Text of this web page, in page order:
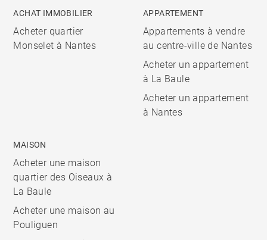
ACHAT IMMOBILIER
Acheter quartier
Monselet à Nantes
APPARTEMENT
Appartements à vendre
au centre-ville de Nantes
Acheter un appartement
à La Baule
Acheter un appartement
à Nantes
MAISON
Acheter une maison
quartier des Oiseaux à
La Baule
Acheter une maison au
Pouliguen